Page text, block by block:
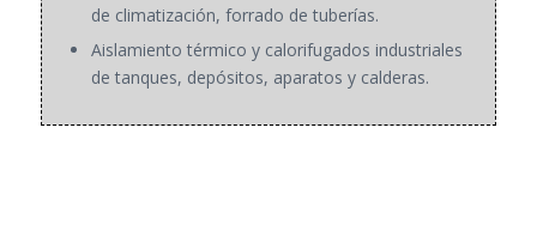
de climatización, forrado de tuberías.
Aislamiento térmico y calorifugados industriales
de tanques, depósitos, aparatos y calderas.